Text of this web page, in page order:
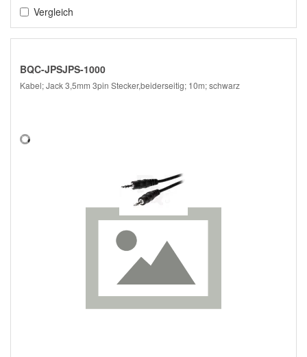
Vergleich
BQC-JPSJPS-1000
Kabel; Jack 3,5mm 3pin Stecker,beiderseitig; 10m; schwarz